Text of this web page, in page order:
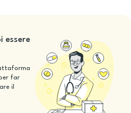
essere
far
il